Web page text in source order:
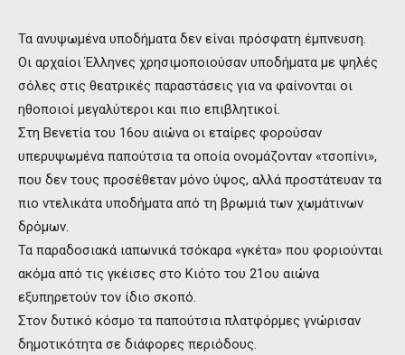
Τα ανυψωμένα υποδήματα δεν είναι πρόσφατη έμπνευση.
Οι αρχαίοι Έλληνες χρησιμοποιούσαν υποδήματα με ψηλές
σόλες στις θεατρικές παραστάσεις για να φαίνονται οι
ηθοποιοί μεγαλύτεροι και πιο επιβλητικοί.
Στη Βενετία του 16ου αιώνα οι εταίρες φορούσαν
υπερυψωμένα παπούτσια τα οποία ονομάζονταν «τσοπίνι»,
που δεν τους προσέθεταν μόνο ύψος, αλλά προστάτευαν τα
πιο ντελικάτα υποδήματα από τη βρωμιά των χωμάτινων
δρόμων.
Τα παραδοσιακά ιαπωνικά τσόκαρα «γκέτα» που φοριούνται
ακόμα από τις γκέισες στο Κιότο του 21ου αιώνα
εξυπηρετούν τον ίδιο σκοπό.
Στον δυτικό κόσμο τα παπούτσια πλατφόρμες γνώρισαν
δημοτικότητα σε διάφορες περιόδους.